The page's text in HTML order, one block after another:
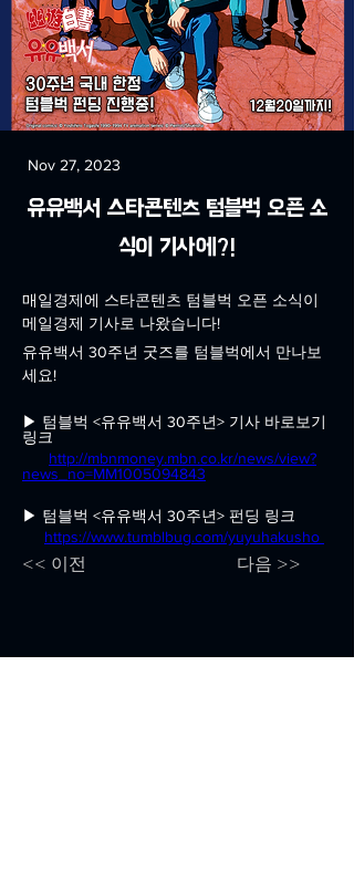
Nov 27, 2023
유유백서 스타콘텐츠 텀블벅 오픈 소
식이 기사에?!
<< 이전 다음 >>
매일경제에 스타콘텐츠 텀블벅 오픈 소식이
메일경제 기사로 나왔습니다!
유유백서 30주년 굿즈를 텀블벅에서 만나보
세요!
▶ 텀블벅 <유유백서 30주년> 기사 바로보기
링크
http://mbnmoney.mbn.co.kr/news/view?
news_no=MM1005094843
▶ 텀블벅 <유유백서 30주년> 펀딩 링크
https://www.tumblbug.com/yuyuhakusho